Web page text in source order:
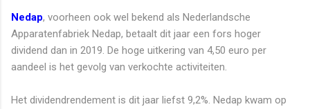
Nedap, voorheen ook wel bekend als Nederlandsche
Apparatenfabriek Nedap, betaalt dit jaar een fors hoger
dividend dan in 2019. De hoge uitkering van 4,50 euro per
aandeel is het gevolg van verkochte activiteiten.
Het dividendrendement is dit jaar liefst 9,2%. Nedap kwam op